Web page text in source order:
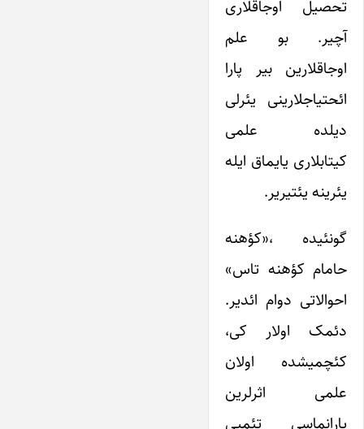
تحصیل اوجاقلاری
آچیر. بو علم
اوجاقلارین بیر پارا
ائحتیاجلارینی یئرلی
دیلده علمی
کیتابلاری یایماق ایله
یئرینه یئتیریر.
گونئیده ،«کؤهنه
حامام کؤهنه تاس»
احوالاتی دوام ائدیر.
دئمک اولار کی،
کئچمیشده اولان
علمی اثرلرین
یارانماسی تئمپی